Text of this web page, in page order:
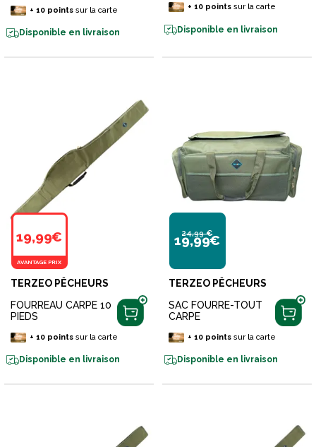
+ 10pointssur la carte
Disponible en livraison
+ 10pointssur la carte
Disponible en livraison
19,99€
AVANTAGE PRIX
TERZEO PÊCHEURS
FOURREAU CARPE 10
PIEDS
+ 10pointssur la carte
Disponible en livraison
24,99 €
19,99€
TERZEO PÊCHEURS
SAC FOURRE-TOUT
CARPE
+ 10pointssur la carte
Disponible en livraison